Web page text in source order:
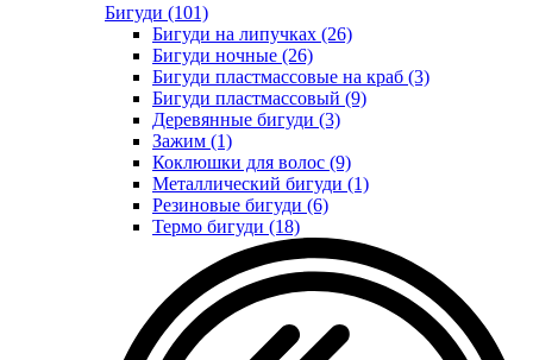
Бигуди (101)
Бигуди на липучках (26)
Бигуди ночные (26)
Бигуди пластмассовые на краб (3)
Бигуди пластмассовый (9)
Деревянные бигуди (3)
Зажим (1)
Коклюшки для волос (9)
Металлический бигуди (1)
Резиновые бигуди (6)
Термо бигуди (18)